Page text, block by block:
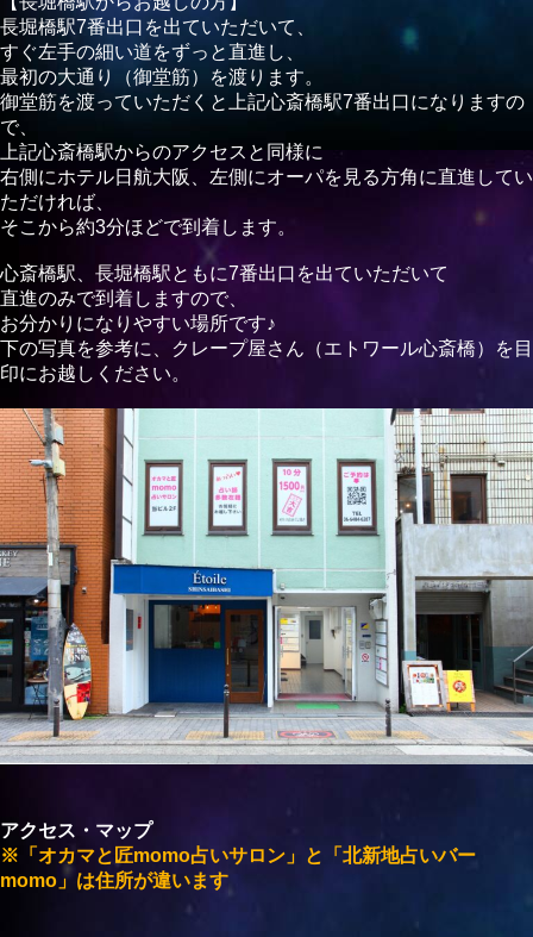
長堀橋駅7番出口を出ていただいて、
すぐ左手の細い道をずっと直進し、
最初の大通り（御堂筋）を渡ります。
御堂筋を渡っていただくと上記心斎橋駅7番出口になりますの
で、
上記心斎橋駅からのアクセスと同様に
右側にホテル日航大阪、左側にオーパを見る方角に直進してい
ただければ、
そこから約3分ほどで到着します。
心斎橋駅、長堀橋駅ともに7番出口を出ていただいて
直進のみで到着しますので、
お分かりになりやすい場所です♪
下の写真を参考に、クレープ屋さん（エトワール心斎橋）を目
印にお越しください。
アクセス・マップ
※「オカマと匠momo占いサロン」と「北新地占いバー
momo」は住所が違います